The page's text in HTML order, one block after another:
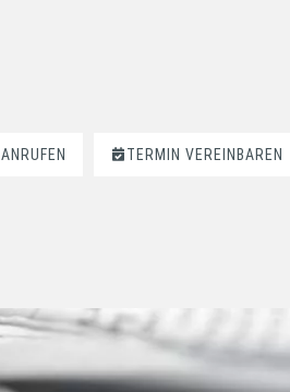
ANRUFEN TERMIN VEREINBAREN